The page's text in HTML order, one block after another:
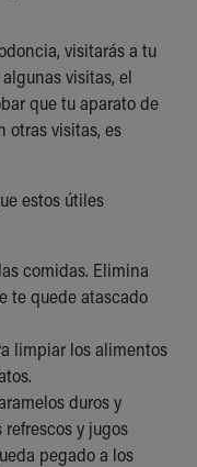
visitarás a tu
visitas, el
que tu aparato de
otras visitas, es
estos útiles
comidas. Elimina
te quede atascado
limpiar los alimentos
duros y
y jugos
pegado a los